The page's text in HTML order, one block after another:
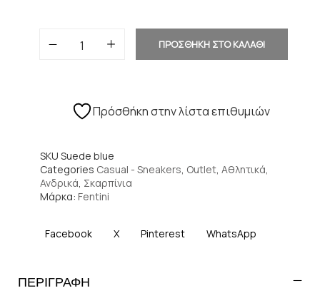
ΠΡΟΣΘΗΚΗ ΣΤΟ ΚΑΛΑΘΙ
Πρόσθήκη στην λίστα επιθυμιών
SKU Suede blue
Categories Casual - Sneakers, Outlet, Αθλητικά,
Ανδρικά, Σκαρπίνια
Μάρκα: Fentini
Facebook X Pinterest WhatsApp
ΠΕΡΙΓΡΑΦΗ